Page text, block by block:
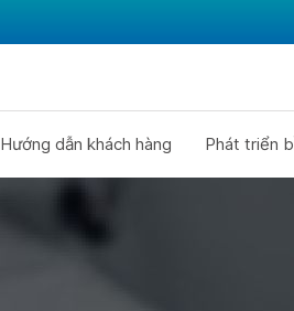
Hướng dẫn khách hàng Phát triển